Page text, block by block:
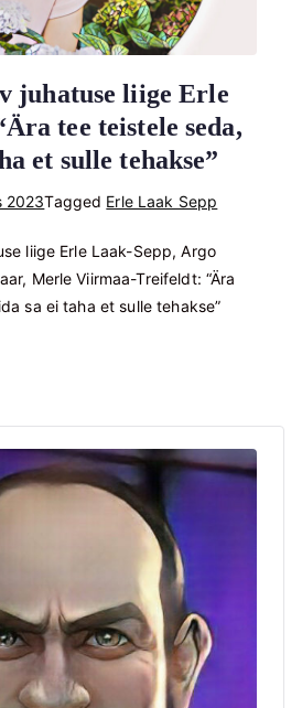
juhatuse liige Erle
tee teistele seda,
et sulle tehakse”
2023Tagged Erle Laak Sepp
liige Erle Laak-Sepp, Argo
Merle Viirmaa-Treifeldt: “Ära
sa ei taha et sulle tehakse”